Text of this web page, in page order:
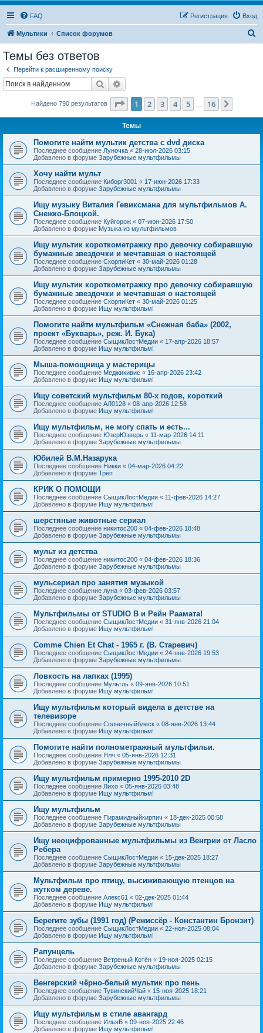
FAQ Вход
Регистрация
Мультики Список форумов
Темы без ответов
Перейти к расширенному поиску
Поиск
Найдено 790 результатов Страница из 16
1 2 3 4 5 16
Темы
Помогите найти мультик детства с dvd диска
Последнее сообщение Луночка « 28-июл-2026 03:15
Добавлено в форуме Зарубежные мультфильмы
Хочу найти мульт
Последнее сообщение Киборг3001 « 17-июн-2026 17:33
Добавлено в форуме Зарубежные мультфильмы
Ищу музыку Виталия Гевиксмана для мультфильмов А.
Снежко-Блоцкой.
Последнее сообщение Куйгорож « 07-июн-2026 17:50
Добавлено в форуме Музыка из мультфильмов
Ищу мультик короткометражку про девочку собиравшую
бумажные звездочки и мечтавшая о настоящей
Последнее сообщение СкорпиКет « 30-май-2026 01:28
Добавлено в форуме Зарубежные мультфильмы
Ищу мультик короткометражку про девочку собиравшую
бумажные звездочки и мечтавшая о настоящей
Последнее сообщение СкорпиКет « 30-май-2026 01:25
Добавлено в форуме Ищу мультфильм!
Помогите найти мультфильм «Снежная баба» (2002,
проект «Букварь», реж. И. Бука)
Последнее сообщение СыщикЛостМедии « 17-апр-2026 18:57
Добавлено в форуме Ищу мультфильм!
Мыша-помощница у мастерицы
Последнее сообщение Меджикивис « 16-апр-2026 23:42
Добавлено в форуме Ищу мультфильм!
Ищу советский мультфильм 80-х годов, короткий
Последнее сообщение АЛ0128 « 08-апр-2026 12:58
Добавлено в форуме Ищу мультфильм!
Ищу мультфильм, не могу спать и есть...
Последнее сообщение ЮзерЮзверь « 11-мар-2026 14:11
Добавлено в форуме Зарубежные мультфильмы
Юбилей В.М.Назарука
Последнее сообщение Никки « 04-мар-2026 04:22
Добавлено в форуме Трёп
КРИК О ПОМОЩИ
Последнее сообщение СыщикЛостМедии « 11-фев-2026 14:27
Добавлено в форуме Ищу мультфильм!
шерстяные животные сериал
Последнее сообщение никитос200 « 04-фев-2026 18:48
Добавлено в форуме Зарубежные мультфильмы
мульт из детства
Последнее сообщение никитос200 « 04-фев-2026 18:36
Добавлено в форуме Зарубежные мультфильмы
мульсериал про занятия музыкой
Последнее сообщение луна « 03-фев-2026 03:57
Добавлено в форуме Зарубежные мультфильмы
Мультфильмы от STUDIO B и Рейн Раамата!
Последнее сообщение СыщикЛостМедии « 31-янв-2026 21:04
Добавлено в форуме Ищу мультфильм!
Comme Chien Et Chat - 1965 г. (В. Старевич)
Последнее сообщение СыщикЛостМедии « 24-янв-2026 19:53
Добавлено в форуме Зарубежные мультфильмы
Ловкость на лапках (1995)
Последнее сообщение Мультль « 09-янв-2026 10:51
Добавлено в форуме Ищу мультфильм!
Ищу мультфильм который видела в детстве на
телевизоре
Последнее сообщение Солнечныйблеск « 08-янв-2026 13:44
Добавлено в форуме Ищу мультфильм!
Помогите найти полнометражный мультфильи.
Последнее сообщение Ялч « 05-янв-2026 12:31
Добавлено в форуме Зарубежные мультфильмы
Ищу мультфильм примерно 1995-2010 2D
Последнее сообщение Лихо « 05-янв-2026 03:48
Добавлено в форуме Ищу мультфильм!
Ищу мультфильм
Последнее сообщение Пирамидныйкирпич « 18-дек-2025 00:58
Добавлено в форуме Зарубежные мультфильмы
Ищу неоцифрованные мультфильмы из Венгрии от Ласло
Ребера
Последнее сообщение СыщикЛостМедии « 15-дек-2025 18:27
Добавлено в форуме Зарубежные мультфильмы
Мультфильм про птицу, высиживающую птенцов на
жутком дереве.
Последнее сообщение Алекс61 « 02-дек-2025 01:44
Добавлено в форуме Ищу мультфильм!
Берегите зубы (1991 год) (Режиссёр - Константин Бронзит)
Последнее сообщение СыщикЛостМедии « 22-ноя-2025 08:04
Добавлено в форуме Ищу мультфильм!
Рапунцель
Последнее сообщение Ветреный Котён « 19-ноя-2025 02:15
Добавлено в форуме Зарубежные мультфильмы
Венгерский чёрно-белый мультик про пень
Последнее сообщение ТувинскийЧай « 15-ноя-2025 18:21
Добавлено в форуме Зарубежные мультфильмы
Ищу мультфильм в стиле авангард
Последнее сообщение ИльяБ « 09-ноя-2025 22:46
Добавлено в форуме Ищу мультфильм!